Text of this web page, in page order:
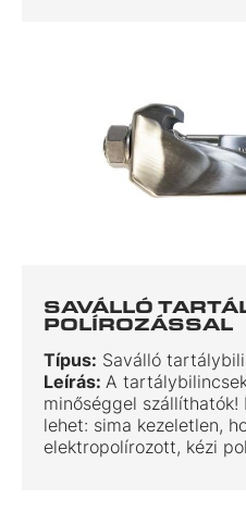
SAVÁLLÓ
POLÍROZÁSSAL
Típus: Saválló
Leírás: A
minőséggel
lehet: sima kezeletlen,
elektropolírozott, kézi